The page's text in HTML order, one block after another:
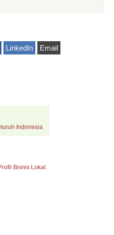
LinkedIn Email
Indonesia
Bisnis Lokal.